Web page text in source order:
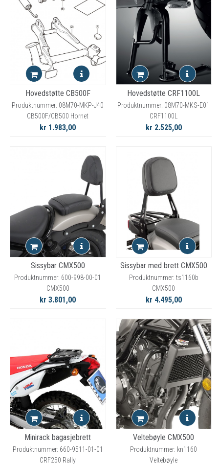
Hovedstøtte CB500F
Produktnummer: 08M70-MKP-J40
CB500F/CB500 Hornet
kr 1.983,00
Hovedstøtte CRF1100L
Produktnummer: 08M70-MKS-E01
CRF1100L
kr 2.525,00
Sissybar CMX500
Produktnummer: 600-998-00-01
CMX500
kr 3.801,00
Sissybar med brett CMX500
Produktnummer: ts1160b
CMX500
kr 4.495,00
Minirack bagasjebrett
Produktnummer: 660-9511-01-01
CRF250 Rally
Veltebøyle CMX500
Produktnummer: kn1160
Veltebøyle